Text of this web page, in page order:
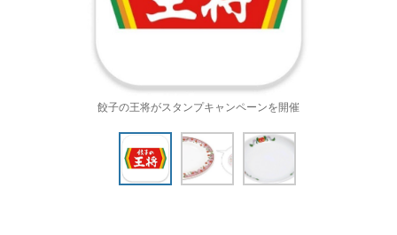
餃子の王将がスタンプキャンペーンを開催